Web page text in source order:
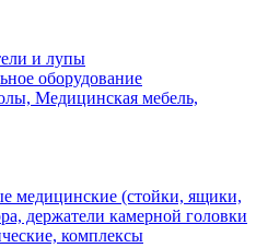
и лупы
оборудование
Медицинская мебель,
медицинские (стойки, ящики,
держатели камерной головки
комплексы